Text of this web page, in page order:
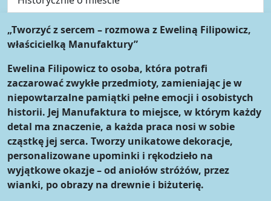
„Tworzyć z sercem – rozmowa z Eweliną Filipowicz,
właścicielką Manufaktury”
Ewelina Filipowicz to osoba, która potrafi
zaczarować zwykłe przedmioty, zamieniając je w
niepowtarzalne pamiątki pełne emocji i osobistych
historii. Jej Manufaktura to miejsce, w którym każdy
detal ma znaczenie, a każda praca nosi w sobie
cząstkę jej serca. Tworzy unikatowe dekoracje,
personalizowane upominki i rękodzieło na
wyjątkowe okazje – od aniołów stróżów, przez
wianki, po obrazy na drewnie i biżuterię.